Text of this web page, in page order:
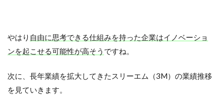
やはり 自由に思考できる仕組みを持った企業はイノベーショ
ンを起こせる可能性が高そう ですね。
次に、長年業績を拡大してきたスリーエム（3M）の業績推移
を見ていきます。